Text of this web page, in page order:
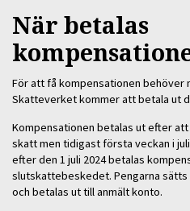
När betalas
För att få kompensationen behöver
Skatteverket kommer att betala ut
Kompensationen betalas ut efter
skatt men tidigast första veckan i
efter den 1 juli 2024 betalas
slutskattebeskedet. Pengarna
och betalas ut till anmält konto.